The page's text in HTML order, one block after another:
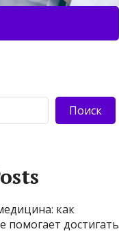
Поиск
как
помогает достигать